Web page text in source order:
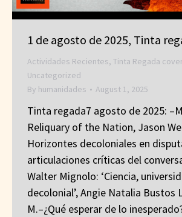
1 de agosto de 2025, Tinta
Actividades Recientes, Tinta Regada
Uncategorized
By humanidades August 1, 2025
Tinta regada7 agosto de 2025:
Reliquary of the Nation, Jason
Horizontes decoloniales en
articulaciones críticas del
Walter Mignolo: ‘Ciencia,
decolonial’, Angie Natalia Bustos
M.–¿Qué esperar de lo